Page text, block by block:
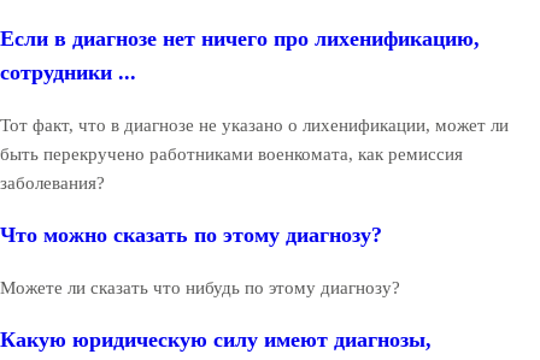
Если в диагнозе нет ничего про лихенификацию,
сотрудники ...
Тот факт, что в диагнозе не указано о лихенификации, может ли
быть перекручено работниками военкомата, как ремиссия
заболевания?
Что можно сказать по этому диагнозу?
Можете ли сказать что нибудь по этому диагнозу?
Какую юридическую силу имеют диагнозы,